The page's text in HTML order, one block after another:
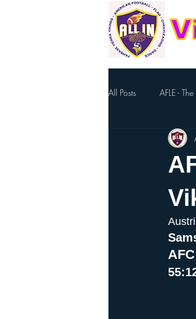
All Posts AFLE -
Footballzentrum
Nellie The Elepahnt
Nationalteam